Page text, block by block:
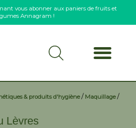
& produits d'hygiène/ Maquillage/
Lèvres
vous abonner aux paniers de fruits et
Annagram !